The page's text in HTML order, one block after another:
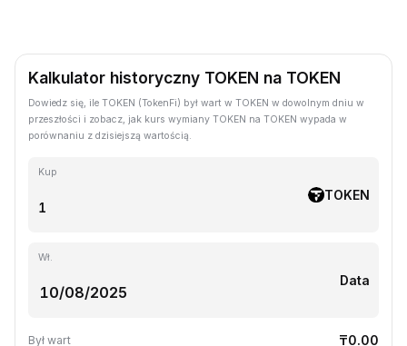
Kalkulator historyczny TOKEN na TOKEN
Dowiedz się, ile TOKEN (TokenFi) był wart w TOKEN w dowolnym dniu w
przeszłości i zobacz, jak kurs wymiany TOKEN na TOKEN wypada w
porównaniu z dzisiejszą wartością.
Kup
TOKEN
Wł.
Data
Był wart ₸0.00